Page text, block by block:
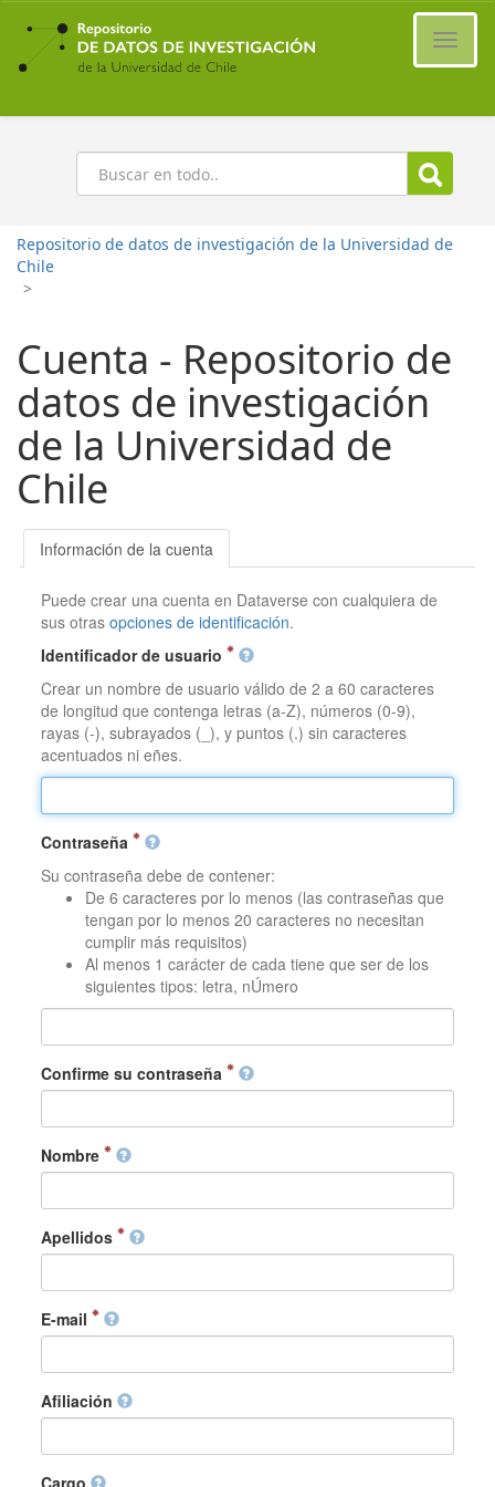
Ir
contenido
principal
Buscar
Repositorio de datos de investigación de la Universidad de
Chile
>
Cuenta - Repositorio de
datos de investigación
de la Universidad de
Chile
Información de la cuenta
Puede crear una cuenta en Dataverse con cualquiera de
sus otrasopciones de identificación.
Identificador de usuario
Crear un nombre de usuario válido de 2 a 60 caracteres
de longitud que contenga letras (a-Z), números (0-9),
rayas (-), subrayados (_), y puntos (.) sin caracteres
acentuados ni eñes.
Contraseña
Su contraseña debe de contener:
De 6 caracteres por lo menos (las contraseñas que
tengan por lo menos 20 caracteres no necesitan
cumplir más requisitos)
Al menos 1 carácter de cada tiene que ser de los
siguientes tipos: letra, nÚmero
Confirme su contraseña
Nombre
Apellidos
E-mail
Afiliación
Cargo